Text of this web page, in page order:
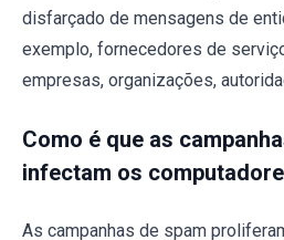
disfarçado de mensagens de
exemplo, fornecedores de
empresas, organizações,
Como é que as
infectam os
As campanhas de spam